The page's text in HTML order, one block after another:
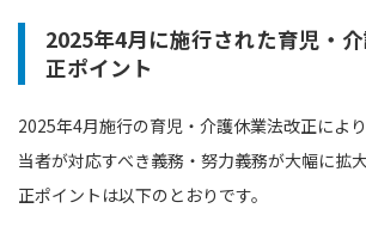
2025年4月に施行された育児・
正ポイント
2025年4月施行の育児・介護休業法改正によ
当者が対応すべき義務・努力義務が大幅に拡
正ポイントは以下のとおりです。